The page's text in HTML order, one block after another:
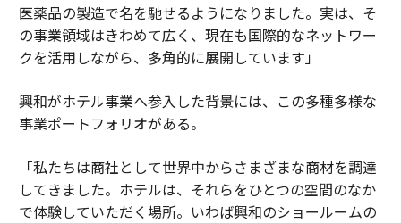
医薬品の製造で名を馳せるようになりました。実は、そ
の事業領域はきわめて広く、現在も国際的なネットワー
クを活用しながら、多角的に展開しています」
興和がホテル事業へ参入した背景には、この多種多様な
事業ポートフォリオがある。
「私たちは商社として世界中からさまざまな商材を調達
してきました。ホテルは、それらをひとつの空間のなか
で体験していただく場所。いわば興和のショールームの